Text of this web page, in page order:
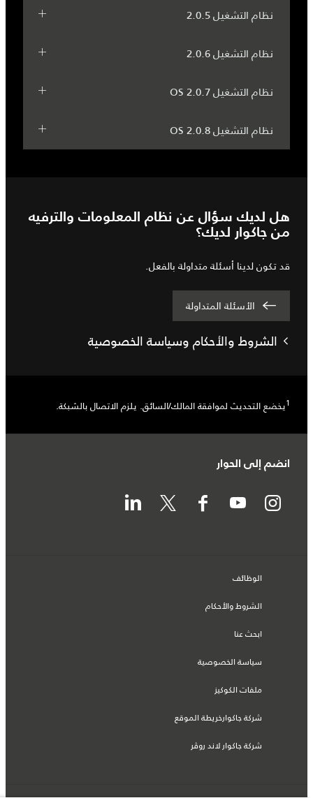
نظام التشغيل 2.0.5
نظام التشغيل 2.0.6
نظام التشغيل OS 2.0.7
نظام التشغيل OS 2.0.8
هل لديك سؤال عن نظام المعلومات والترفيه
من جاكوار لديك؟
قد تكون لدينا أسئلة متداولة بالفعل.
الأسئلة المتداولة
الشروط والأحكام وسياسة الخصوصية
1يخضع التحديث لموافقة المالك/السائق. يلزم الاتصال بالشبكة.
انضم إلى الحوار
الوظائف
الشروط والأحكام
ابحث عنا
سياسة الخصوصية
ملفات الكوكيز
شركة جاكوارخريطة الموقع
شركة جاكوار لاند روڤر